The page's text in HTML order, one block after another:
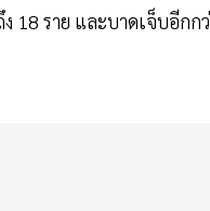
18 ราย และบาดเจ็บอีกก